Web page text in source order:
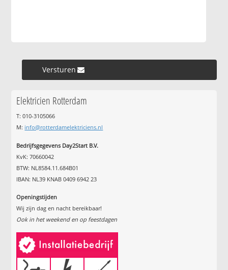
Versturen »
Elektricien Rotterdam
T: 010-3105066
M: info@rotterdamelektriciens.nl
Bedrijfsgegevens Day2Start B.V.
KvK: 70660042
BTW: NL8584.11.684B01
IBAN: NL39 KNAB 0409 6942 23
Openingstijden
Wij zijn dag en nacht bereikbaar!
Ook in het weekend en op feestdagen